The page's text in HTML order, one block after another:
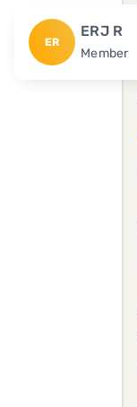
ER
ERJ R
Member